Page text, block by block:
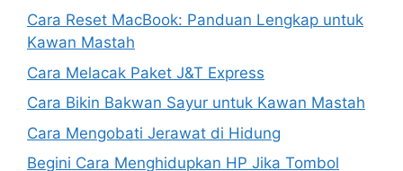
Cara Reset MacBook: Panduan Lengkap untuk
Kawan Mastah
Cara Melacak Paket J&T Express
Cara Bikin Bakwan Sayur untuk Kawan Mastah
Cara Mengobati Jerawat di Hidung
Begini Cara Menghidupkan HP Jika Tombol